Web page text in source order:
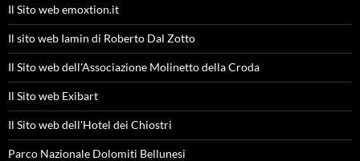
Il Sito web emoxtion.it
Il sito web Iamin di Roberto Dal Zotto
Il Sito web dell'Associazione Molinetto della Croda
Il Sito web Exibart
Il Sito web dell'Hotel dei Chiostri
Parco Nazionale Dolomiti Bellunesi